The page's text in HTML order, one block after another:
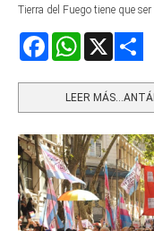
Tierra del Fuego tiene que ser
FacebookWhatsApp
LEER